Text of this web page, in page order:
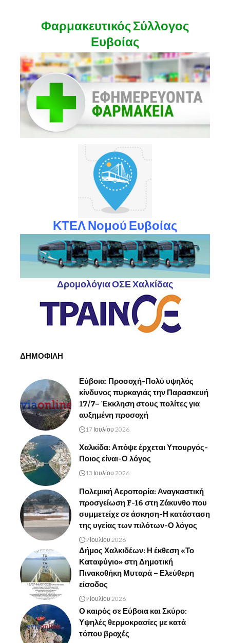
Φαρμακευτικός Σύλλογος
Ευβοίας
ΚΤΕΛ Νομού Ευβοίας
Δρομολόγια ΟΣΕ Χαλκίδας
ΔΗΜΟΦΙΛΗ
Εύβοια: Προσοχή-Πολύ υψηλός
κίνδυνος πυρκαγιάς την Παρασκευή
17/7– Έκκληση στους πολίτες για
αυξημένη προσοχή
17 Ιουλίου 2026
Χαλκίδα: Απόψε έρχεται Υπουργός-
Ποιος είναι-Ο λόγος
13 Ιουλίου 2026
Πολεμική Αεροπορία: Αναγκαστική
προσγείωση F-16 στη Ζάκυνθο που
συμμετείχε σε άσκηση-Η κατάσταση
της υγείας των πιλότων-Ο λόγος
9 Ιουλίου 2026
Δήμος Χαλκιδέων: Η έκθεση «Το
Καταφύγιο» στη Δημοτική
Πινακοθήκη Μυταρά – Ελεύθερη
είσοδος
9 Ιουλίου 2026
Ο καιρός σε Εύβοια και Σκύρο:
Υψηλές θερμοκρασίες με κατά
τόπου βροχές